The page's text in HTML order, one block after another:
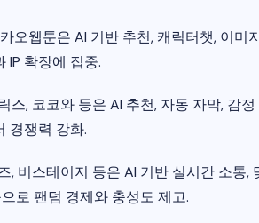
오웹툰은 AI 기반 추천, 캐릭터챗, 이미
IP 확장에 집중.
스, 코코와 등은 AI 추천, 자동 자막, 감
경쟁력 강화.
, 비스테이지 등은 AI 기반 실시간 소통,
로 팬덤 경제와 충성도 제고.